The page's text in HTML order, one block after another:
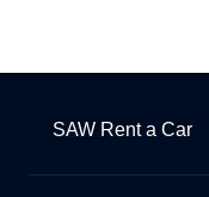
SAW Rent a Car